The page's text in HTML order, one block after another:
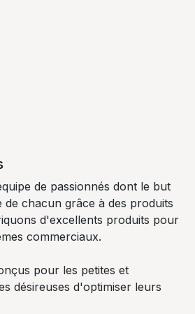
de passionnés dont le but
de chacun grâce à des produits
d'excellents produits pour
commerciaux.
pour les petites et
désireuses d'optimiser leurs